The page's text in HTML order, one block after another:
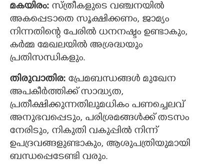
മകയിരം: സ്ത്രീകളുടെ വഞ്ചനയിൽ
അകപ്പെടാതെ സൂക്ഷിക്കണം, ജാമ്യം
നിന്നതിന്‍റെ പേരില്‍ ധനനഷ്ടം ഉണ്ടാകും,
കര്‍മ്മ ‍മേഖലയിൽ അശ്രദ്ധയും
പ്രതിസന്ധികളും.
തിരുവാതിര: പ്രേമബന്ധങ്ങള്‍ മുഖേന
അപകീര്‍ത്തിക്ക് സാദ്ധ്യത,
പ്രതീക്ഷിക്കുന്നതിലുമധികം പണച്ചെലവ്
അനുഭവപ്പെടും, പരിശ്രമങ്ങൾക്ക് തടസം
നേരിടും, നികുതി വകുപ്പില്‍ നിന്ന്
ഉപദ്രവങ്ങളുണ്ടാകും, ആശുപത്രിയുമായി
ബന്ധപ്പെടേണ്ടി വരും.